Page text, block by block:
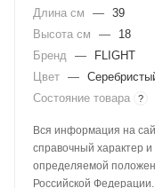
Длина см
— 39
Высота см
—
18
Бренд —
FLIGHT
Цвет —
Состояние товара
?
Вся информация на
справочный характер
определяемой
Российской